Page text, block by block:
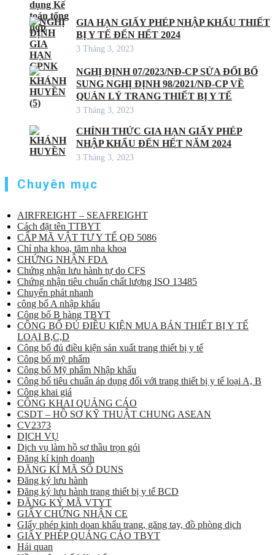
GIA HẠN GIẤY PHÉP NHẬP KHẨU THIẾT
BỊ Y TẾ ĐẾN HẾT 2024
3 Tháng 3, 2023
NGHỊ ĐỊNH 07/2023/NĐ-CP SỬA ĐỔI BỔ
SUNG NGHỊ ĐỊNH 98/2021/NĐ-CP VỀ
QUẢN LÝ TRANG THIẾT BỊ Y TẾ
3 Tháng 3, 2023
CHÍNH THỨC GIA HẠN GIẤY PHÉP
NHẬP KHẨU ĐẾN HẾT NĂM 2024
3 Tháng 3, 2023
Chuyên mục
AIRFREIGHT – SEAFREIGHT
Cách đặt tên TTBYT
CẤP MÃ VẬT TƯ Y TẾ QĐ 5086
Chỉ nha khoa, tăm nha khoa
CHỨNG NHẬN FDA
Chứng nhận lưu hành tự do CFS
Chứng nhận tiêu chuẩn chất lượng ISO 13485
Chuyển phát nhanh
công bố A nhập khẩu
Công bố B hàng TBYT
CÔNG BỐ ĐỦ ĐIỀU KIỆN MUA BÁN THIẾT BỊ Y TẾ
LOẠI B,C,D
Công bố đủ điều kiện sản xuất trang thiết bị y tế
Công bố mỹ phẩm
Công bố Mỹ phẩm Nhập khẩu
Công bố tiêu chuẩn áp dụng đối với trang thiết bị y tế loại A, B
Công khai giá
CÔNG KHAI QUẢNG CÁO
CSDT – HỒ SƠ KỸ THUẬT CHUNG ASEAN
CV2373
DỊCH VỤ
Dịch vụ làm hồ sơ thầu trọn gói
Đăng kí kinh doanh
ĐĂNG KÍ MÃ SỐ DUNS
Đăng ký lưu hành
Đăng ký lưu hành trang thiết bị y tế BCD
ĐĂNG KÝ MÃ VTYT
GIẤY CHỨNG NHẬN CE
GIấy phép kinh doan khẩu trang, găng tay, đồ phòng dịch
GIẤY PHÉP QUẢNG CÁO TBYT
Hải quan